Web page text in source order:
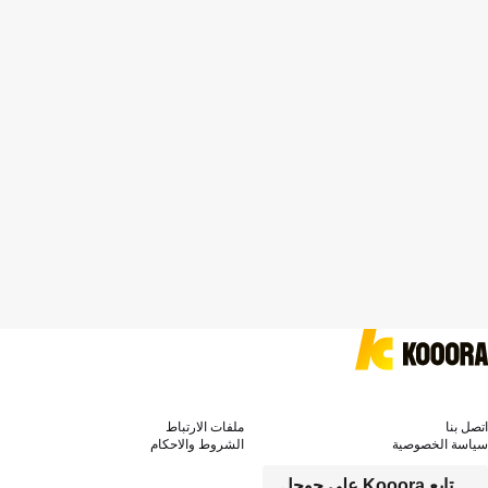
اتصل بنا
ملفات الارتباط
سياسة الخصوصية
الشروط والاحكام